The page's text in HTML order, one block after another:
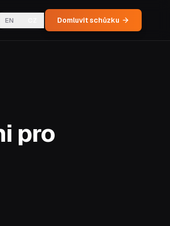
EN Domluvit schůzku
pro